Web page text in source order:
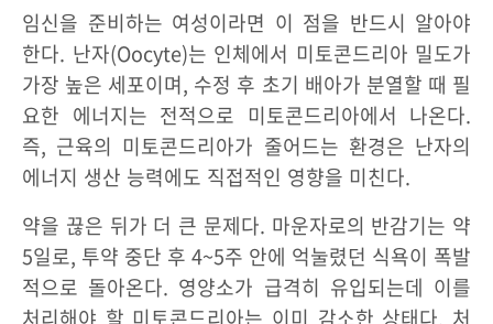
임신을 준비하는 여성이라면 이 점을 반드시 알아야
한다. 난자(Oocyte)는 인체에서 미토콘드리아 밀도가
가장 높은 세포이며, 수정 후 초기 배아가 분열할 때 필
요한 에너지는 전적으로 미토콘드리아에서 나온다.
즉, 근육의 미토콘드리아가 줄어드는 환경은 난자의
에너지 생산 능력에도 직접적인 영향을 미친다.
약을 끊은 뒤가 더 큰 문제다. 마운자로의 반감기는 약
5일로, 투약 중단 후 4~5주 안에 억눌렸던 식욕이 폭발
적으로 돌아온다. 영양소가 급격히 유입되는데 이를
처리해야 할 미토콘드리아는 이미 감소한 상태다. 처